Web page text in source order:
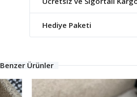
Hediye Paketi
Benzer Ürünler